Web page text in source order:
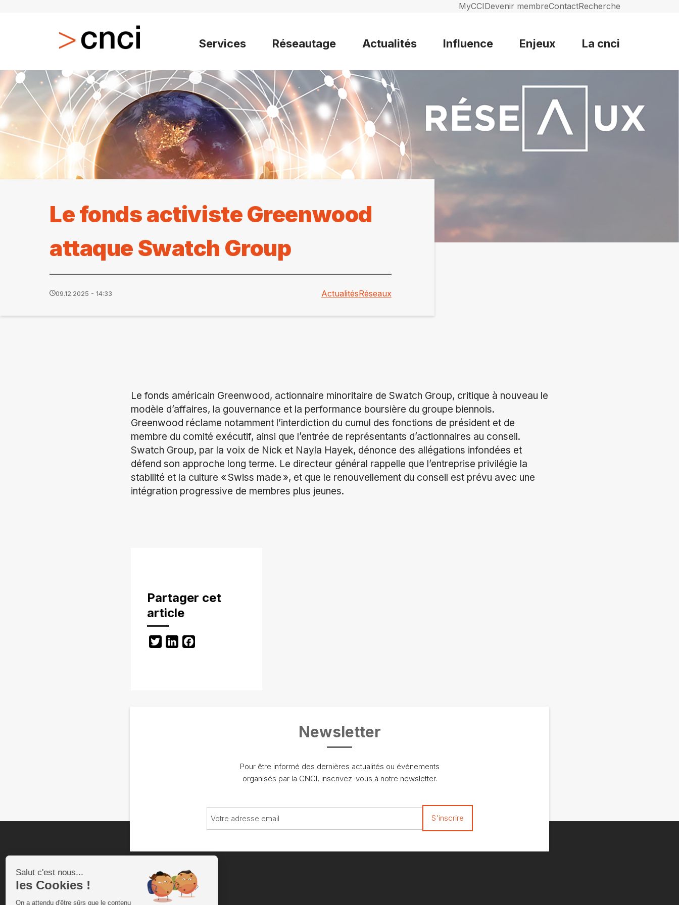
MyCCIDevenir membreContactRecherche
Services Réseautage Actualités Influence Enjeux La cnci
Le fonds activiste Greenwood
attaque Swatch Group
09.12.2025 - 14:33 ActualitésRéseaux
Le fonds américain Greenwood, actionnaire minoritaire de Swatch Group, critique à nouveau le
modèle d’affaires, la gouvernance et la performance boursière du groupe biennois.
Greenwood réclame notamment l’interdiction du cumul des fonctions de président et de
membre du comité exécutif, ainsi que l’entrée de représentants d’actionnaires au conseil.
Swatch Group, par la voix de Nick et Nayla Hayek, dénonce des allégations infondées et
défend son approche long terme. Le directeur général rappelle que l’entreprise privilégie la
stabilité et la culture « Swiss made », et que le renouvellement du conseil est prévu avec une
intégration progressive de membres plus jeunes.
Partager cet
article
TwitterLinkedIn
Newsletter
Pour être informé des dernières actualités ou événements
organisés par la CNCI, inscrivez-vous à notre newsletter.